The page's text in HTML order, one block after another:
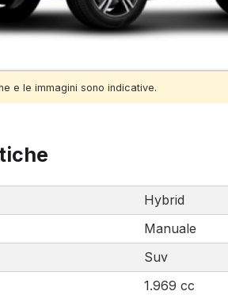
e le immagini sono indicative.
Hybrid
Manuale
Suv
1.969 cc